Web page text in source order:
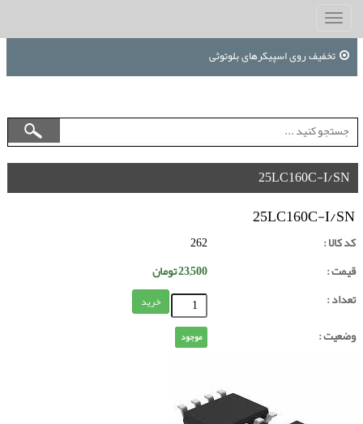
Toggle
navigation
تخفیف روی اسپیکرهای بلوتوثی
25LC160C-I/SN
25LC160C-I/SN
کد کالا :
262
قیمت :
23,500تومان
تعداد :
خرید
وضعیت : موجود